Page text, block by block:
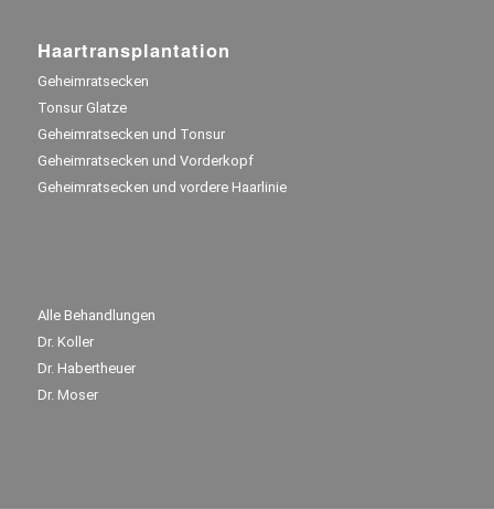
Haartransplantation
Geheimratsecken
Tonsur Glatze
Geheimratsecken und Tonsur
Geheimratsecken und Vorderkopf
Geheimratsecken und vordere Haarlinie
Alle Behandlungen
Dr. Koller
Dr. Habertheuer
Dr. Moser